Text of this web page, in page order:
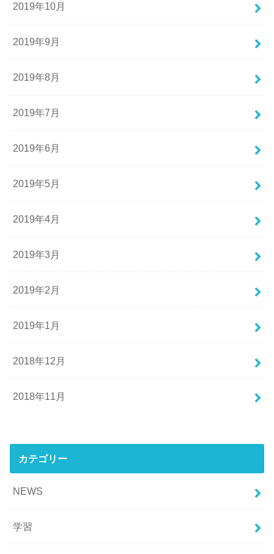
2019年10月
2019年9月
2019年8月
2019年7月
2019年6月
2019年5月
2019年4月
2019年3月
2019年2月
2019年1月
2018年12月
2018年11月
カテゴリー
NEWS
学習